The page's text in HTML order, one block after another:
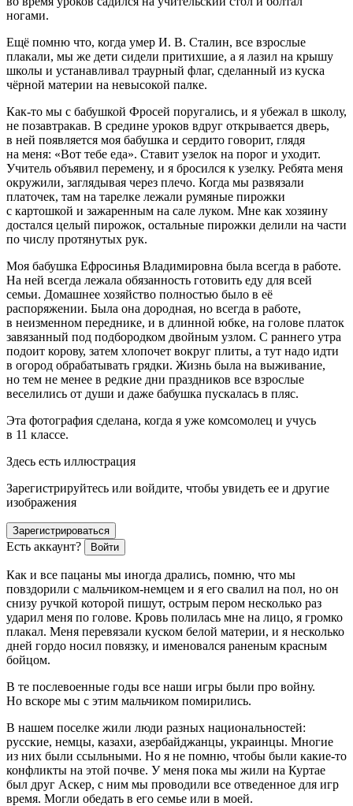
ногами.
Ещё помню что, когда умер И. В. Сталин, все взрослые
плакали, мы же дети сидели притихшие, а я лазил на крышу
школы и устанавливал траурный флаг, сделанный из куска
чёрной материи на невысокой палке.
Как-то мы с бабушкой Фросей поругались, и я убежал в школу,
не позавтракав. В средине уроков вдруг открывается дверь,
в ней появляется моя бабушка и сердито говорит, глядя
на меня: «Вот тебе еда». Ставит узелок на порог и уходит.
Учитель объявил перемену, и я бросился к узелку. Ребята меня
окружили, заглядывая через плечо. Когда мы развязали
платочек, там на тарелке лежали румяные пирожки
с картошкой и зажаренным на сале луком. Мне как хозяину
достался целый пирожок, остальные пирожки делили на части
по числу протянутых рук.
Моя бабушка Ефросинья Владимировна была всегда в работе.
На ней всегда лежала обязанность готовить еду для всей
семьи. Домашнее хозяйство полностью было в её
распоряжении. Была она дородная, но всегда в работе,
в неизменном переднике, и в длинной юбке, на голове платок
завязанный под подбородком двойным узлом. С раннего утра
подоит корову, затем хлопочет вокруг плиты, а тут надо идти
в огород обрабатывать грядки. Жизнь была на выживание,
но тем не менее в редкие дни праздников все взрослые
веселились от души и даже бабушка пускалась в пляс.
Эта фотография сделана, когда я уже комсомолец и учусь
в 11 классе.
Здесь есть иллюстрация
Зарегистрируйтесь или войдите, чтобы увидеть ее и другие
изображения
Зарегистрироваться
Есть аккаунт? Войти
Как и все пацаны мы иногда дрались, помню, что мы
повздорили с мальчиком-немцем и я его свалил на пол, но он
снизу ручкой которой пишут, острым пером несколько раз
ударил меня по голове. Кровь полилась мне на лицо, я громко
плакал. Меня перевязали куском белой материи, и я несколько
дней гордо носил повязку, и именовался раненым красным
бойцом.
В те послевоенные годы все наши игры были про войну.
Но вскоре мы с этим мальчиком помирились.
В нашем поселке жили люди разных национальностей:
русские, немцы, казахи, азербайджанцы, украинцы. Многие
из них были ссыльными. Но я не помню, чтобы были какие-то
конфликты на этой почве. У меня пока мы жили на Куртае
был друг Аскер, с ним мы проводили все отведенное для игр
время. Могли обедать в его семье или в моей.